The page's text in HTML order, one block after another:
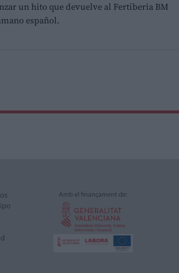
un hito que devuelve al Fertiberia BM
español.
Amb el finançament de: